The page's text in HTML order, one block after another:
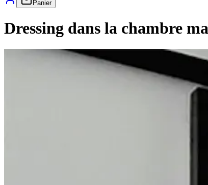
Panier
Dressing dans la chambre